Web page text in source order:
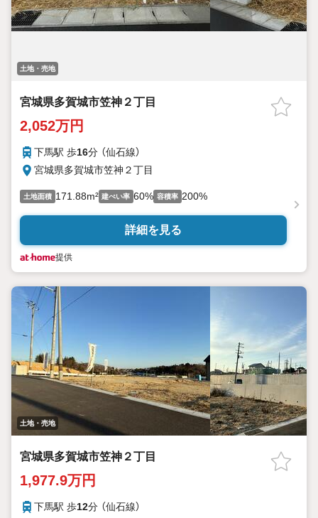
土地・売地
宮城県多賀城市笠神２丁目
2,052万円
下馬駅 歩16分 （仙石線）
宮城県多賀城市笠神２丁目
土地面積 171.88m² 建ぺい率 60% 容積率 200%
詳細を見る
提供
土地・売地
宮城県多賀城市笠神２丁目
1,977.9万円
下馬駅 歩12分 （仙石線）